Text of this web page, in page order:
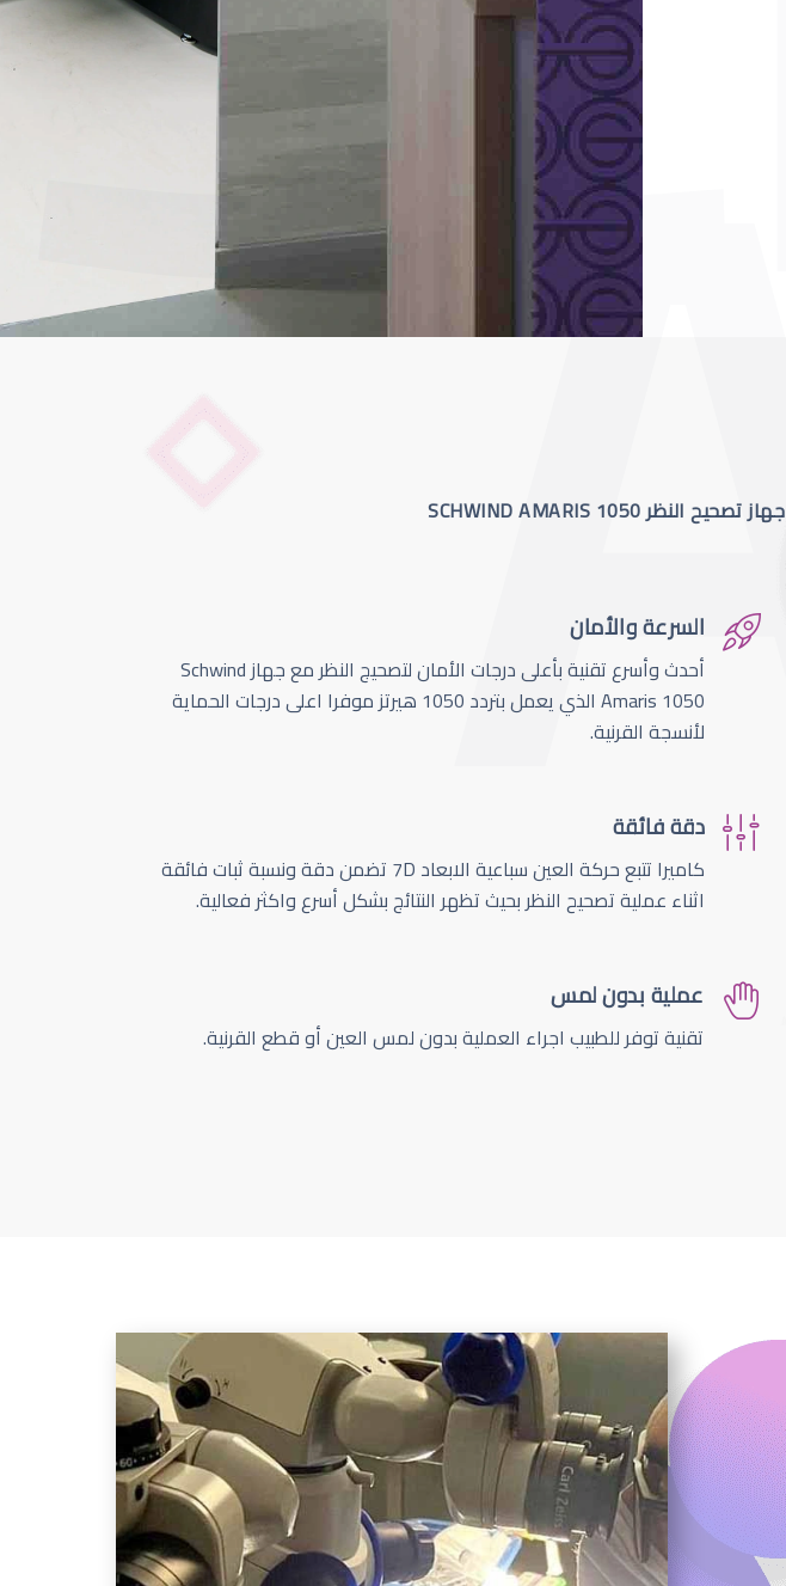
جهاز تصحيح النظر SCHWIND AMARIS 1050
السرعة والأمان
أحدث وأسرع تقنية بأعلى درجات الأمان لتصحيج النظر مع جهاز Schwind
Amaris 1050 الذي يعمل بتردد 1050 هيرتز موفرا اعلى درجات الحماية
لأنسجة القرنية.
دقة فائقة
كاميرا تتبع حركة العين سباعية الابعاد 7D تضمن دقة ونسبة ثبات فائقة
اثناء عملية تصحيح النظر بحيث تظهر النتائج بشكل أسرع واكثر فعالية.
عملية بدون لمس
تقنية توفر للطبيب اجراء العملية بدون لمس العين أو قطع القرنية.